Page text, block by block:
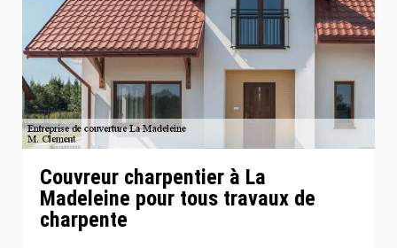
Couvreur charpentier à La
Madeleine pour tous travaux de
charpente